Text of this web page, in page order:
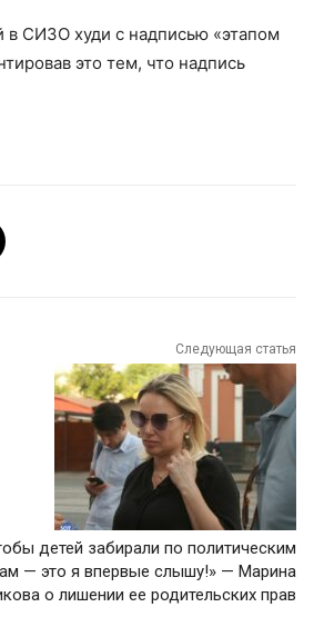
в СИЗО худи с надписью «этапом
это тем, что надпись
Следующая статья
детей забирали по политическим
— это я впервые слышу!» — Марина
о лишении ее родительских прав